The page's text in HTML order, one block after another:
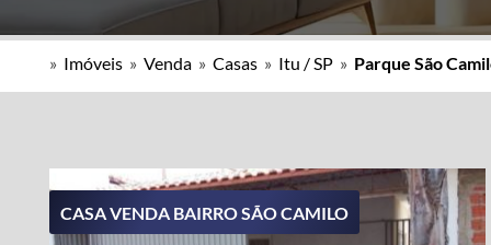
» Imóveis » Venda » Casas » Itu / SP » Parque São
CASA VENDA BAIRRO SÃO CAMILO